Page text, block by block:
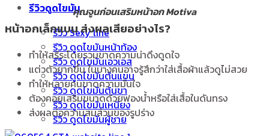
รีวิวดูดไขมัน
รีวิว Sexy line
รีวิว ดูดไขมันหน้าท้อง
รีวิว ดูดไขมันเอวเอส
รีวิว ดูดไขมันต้นแขน
รีวิว ดูดไขมันต้นขา
รีวิว ดูดไขมันเหนียง
รีวิว ดูดไขมันผู้ชาย
คุณจูนก่อนเสริมหน้าอก Motiva
หน้าอกเล็กแบน ส่งผลเสียอย่างไร?
ทำให้สรีระโดยรวมขาดความน่าดึงดูดใจ
แต่วตัวยากขึ้น ในบางคนอาจรู้สึกว่าใส่เสื้อผ้าแล้วดูไม่สวย
ทำให้หลายคนขาดความมั่นใจ
ต้องคอยเสริมขนาดด้วยฟองน้ำหรือใส่เสื้อในดันทรง
ส่งผลต่อความสมส่วนของรูปร่าง